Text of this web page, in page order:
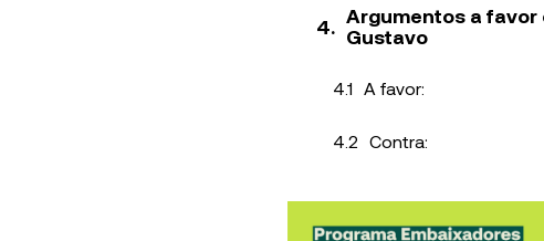
Argumentos a favor
Gustavo
A favor:
Contra: